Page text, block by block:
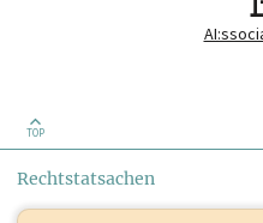
TOP
Rechtstatsachen